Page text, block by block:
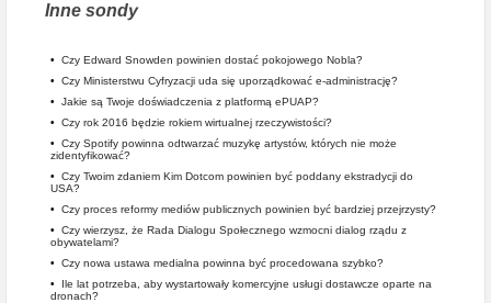
Inne sondy
• Czy Edward Snowden powinien dostać pokojowego Nobla?
• Czy Ministerstwu Cyfryzacji uda się uporządkować e-administrację?
• Jakie są Twoje doświadczenia z platformą ePUAP?
• Czy rok 2016 będzie rokiem wirtualnej rzeczywistości?
• Czy Spotify powinna odtwarzać muzykę artystów, których nie może
zidentyfikować?
• Czy Twoim zdaniem Kim Dotcom powinien być poddany ekstradycji do
USA?
• Czy proces reformy mediów publicznych powinien być bardziej przejrzysty?
• Czy wierzysz, że Rada Dialogu Społecznego wzmocni dialog rządu z
obywatelami?
• Czy nowa ustawa medialna powinna być procedowana szybko?
• Ile lat potrzeba, aby wystartowały komercyjne usługi dostawcze oparte na
dronach?